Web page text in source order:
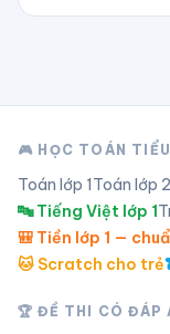
🎮 HỌC TOÁN
Toán lớp 1Toán lớp 2
🔤 Tiếng Việt lớp 1
🎒 Tiền lớp 1 —
🐱 Scratch cho trẻ
🏆 ĐỀ THI CÓ ĐÁP